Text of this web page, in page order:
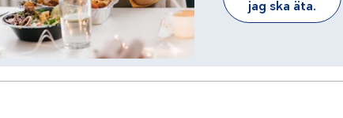
jag ska äta.